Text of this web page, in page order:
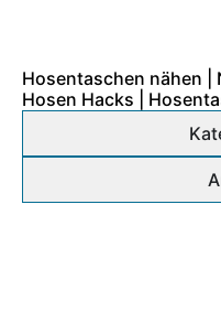
Hosentaschen nähen |
Hosen Hacks |